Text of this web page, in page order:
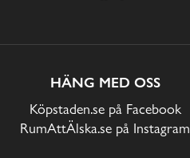
HÄNG MED OSS
Köpstaden.se på Facebook
RumAttÄlska.se på Instagram